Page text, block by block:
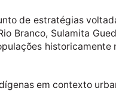
de estratégias
Branco, Sulamita
historicamente
em contexto